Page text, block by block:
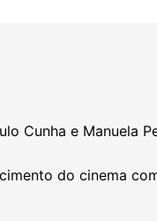
Cunha e Manuela
do cinema